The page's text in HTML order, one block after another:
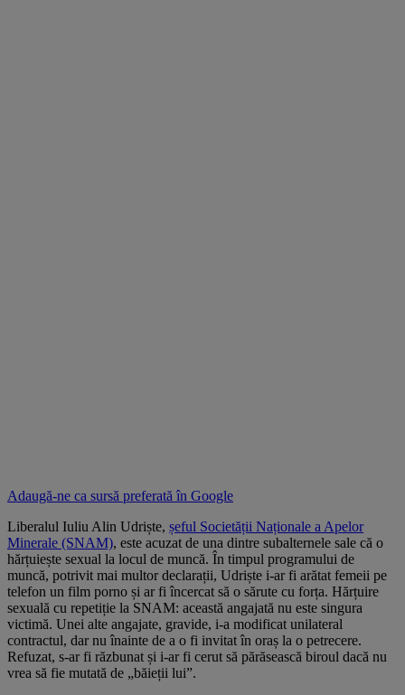
Adaugă-ne ca sursă preferată în Google
Liberalul Iuliu Alin Udriște, șeful Societății Naționale a Apelor
Minerale (SNAM), este acuzat de una dintre subalternele sale că o
hărțuiește sexual la locul de muncă. În timpul programului de
muncă, potrivit mai multor declarații, Udriște i-ar fi arătat femeii pe
telefon un film porno și ar fi încercat să o sărute cu forța. Hărțuire
sexuală cu repetiție la SNAM: această angajată nu este singura
victimă. Unei alte angajate, gravide, i-a modificat unilateral
contractul, dar nu înainte de a o fi invitat în oraș la o petrecere.
Refuzat, s-ar fi răzbunat și i-ar fi cerut să părăsească biroul dacă nu
vrea să fie mutată de „băieții lui”.